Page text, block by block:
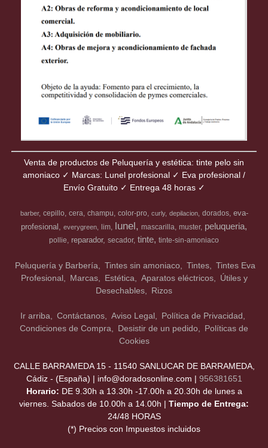
Venta de productos de Peluquería y estética: tinte pelo sin
amoniaco ✓ Marcas: Lunel profesional ✓ Eva profesional /
Envío Gratuito ✓ Entrega 48 horas ✓
barber cepillo cera champu color-pro curly depilacion dorados eva-
profesional
everygreen lim lunel mascarilla muster peluqueria
pollie reparador secador tinte tinte-sin-amoniaco
Peluquería y Barbería Tintes sin amoniaco Tintes
Tintes Eva
Profesional
Marcas Estética Aparatos eléctricos
Útiles y
Desechables
Rizos
Ir arriba Contáctanos Aviso Legal
Política de Privacidad
Condiciones de Compra
Desistir de un pedido
Políticas de
Cookies
CALLE BARRAMEDA 15 - 11540 SANLUCAR DE BARRAMEDA,
Cádiz - (España) | info@doradosonline.com | 956381651
Horario: DE 9.30h a 13.30h -17.00h a 20.30h de lunes a
viernes. Sabados de 10.00h a 14.00h | Tiempo de Entrega:
24/48 HORAS
(*) Precios con Impuestos incluidos